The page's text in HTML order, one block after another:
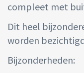
compleet met
Dit heel
worden
Bijzonderheden: